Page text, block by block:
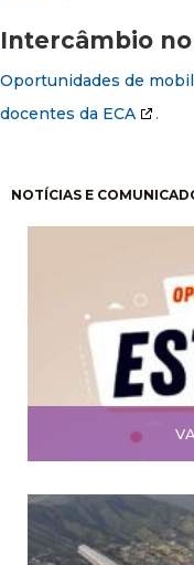
Intercâmbio
Oportunidades de
docentes da ECA
.
NOTÍCIAS E
Paginación